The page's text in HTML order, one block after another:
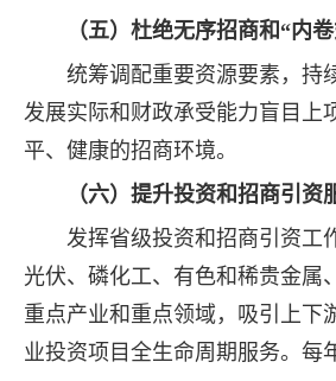
（五）杜绝无序招商和“内
统筹调配重要资源要素，持
发展实际和财政承受能力盲目上
平、健康的招商环境。
（六）提升投资和招商引资
发挥省级投资和招商引资工
光伏、磷化工、有色和稀贵金属
重点产业和重点领域，吸引上下
业投资项目全生命周期服务。每